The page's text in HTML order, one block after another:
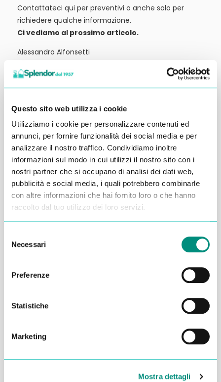
Questo sito web utilizza i cookie
Utilizziamo i cookie per personalizzare contenuti ed
annunci, per fornire funzionalità dei social media e per
analizzare il nostro traffico. Condividiamo inoltre
informazioni sul modo in cui utilizzi il nostro sito con i
nostri partner che si occupano di analisi dei dati web,
pubblicità e social media, i quali potrebbero combinarle
con altre informazioni che hai fornito loro o che hanno
raccolto dal tuo utilizzo dei loro servizi.
delNecessari
Preferenze
Statistiche
Marketing
Mostra dettagli
Contattateci qui per preventivi o anche solo per
richiedere qualche informazione.
Ci vediamo al prossimo articolo.
Alessandro Alfonsetti
Inserisci i tuoi dati qui, ti ricontatteremo
entro 48 ore
e acconsento al
trattamento dei miei dati per essere ricontattato